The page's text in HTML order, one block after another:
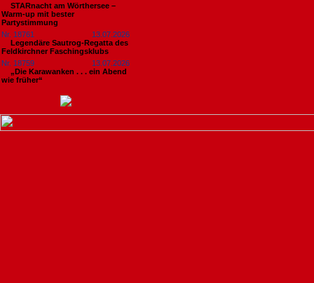
STARnacht am Wörthersee –
Warm-up mit bester
Partystimmung
Nr. 18761
13.07.2026
Legendäre Sautrog-Regatta des
Feldkirchner Faschingsklubs
Nr. 18759
13.07.2026
„Die Karawanken . . . ein Abend
wie früher“